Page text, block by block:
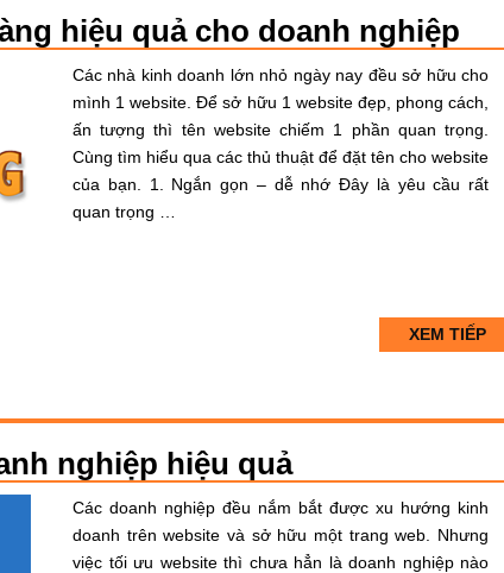
hiệu quả cho doanh nghiệp
Các nhà kinh doanh lớn nhỏ ngày nay đều sở hữu cho
mình 1 website. Để sở hữu 1 website đẹp, phong cách,
ấn tượng thì tên website chiếm 1 phần quan trọng.
Cùng tìm hiểu qua các thủ thuật để đặt tên cho website
của bạn. 1. Ngắn gọn – dễ nhớ Đây là yêu cầu rất
quan trọng …
XEM TIẾP
nghiệp hiệu quả
Các doanh nghiệp đều nắm bắt được xu hướng kinh
doanh trên website và sở hữu một trang web. Nhưng
việc tối ưu website thì chưa hẳn là doanh nghiệp nào